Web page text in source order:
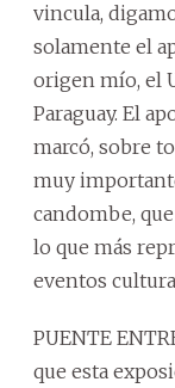
vincula,
solamente el
origen mío, el
Paraguay. El
marcó, sobre
muy
candombe,
lo que más
eventos
PUENTE
que esta